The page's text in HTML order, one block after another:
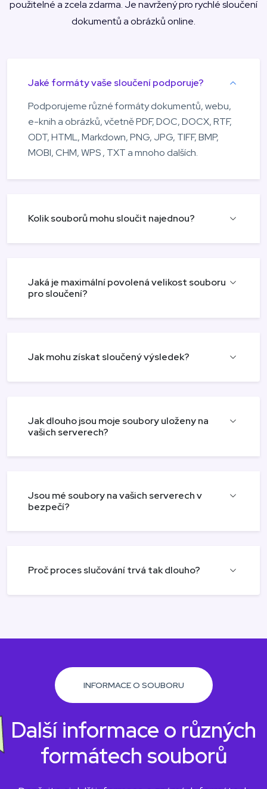
použitelné a zcela zdarma. Je navržený pro rychlé sloučení
dokumentů a obrázků online.
Jaké formáty vaše sloučení podporuje?
Podporujeme různé formáty dokumentů, webu,
e-knih a obrázků, včetně PDF, DOC, DOCX, RTF,
ODT, HTML, Markdown, PNG, JPG, TIFF, BMP,
MOBI, CHM, WPS , TXT a mnoho dalších.
Kolik souborů mohu sloučit najednou?
Jaká je maximální povolená velikost souboru
pro sloučení?
Jak mohu získat sloučený výsledek?
Jak dlouho jsou moje soubory uloženy na
vašich serverech?
Jsou mé soubory na vašich serverech v
bezpečí?
Proč proces slučování trvá tak dlouho?
INFORMACE O SOUBORU
Další informace o různých
formátech souborů